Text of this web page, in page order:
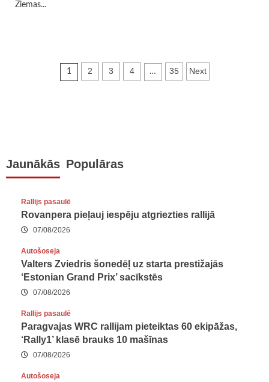
Ziemas...
Ziņu
1 2 3 4 … 35 Next
Jaunākās Populāras
Rallijs pasaulē
Rovanpera pieļauj iespēju atgriezties rallijā
07/08/2026
Autošoseja
Valters Zviedris šonedēļ uz starta prestižajās
‘Estonian Grand Prix’ sacīkstēs
07/08/2026
Rallijs pasaulē
Paragvajas WRC rallijam pieteiktas 60 ekipāžas,
‘Rally1’ klasē brauks 10 mašīnas
07/08/2026
Autošoseja